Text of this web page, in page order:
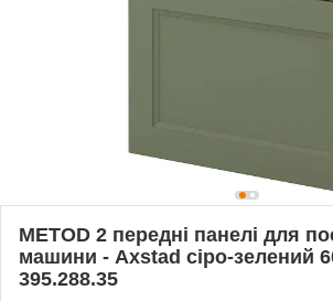
METOD 2 передні панелі для
машини - Axstad сіро-зелений
395.288.35